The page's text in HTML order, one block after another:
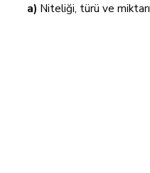
a) Niteliği, türü ve miktarı